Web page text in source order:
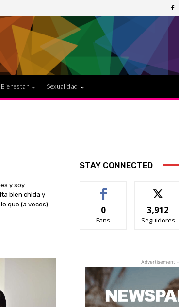
Bienestar Sexualidad
y soy
bien chida y
que (a veces)
STAY CONNECTED
0
Fans
3,912
Seguidores
- Advertisement -